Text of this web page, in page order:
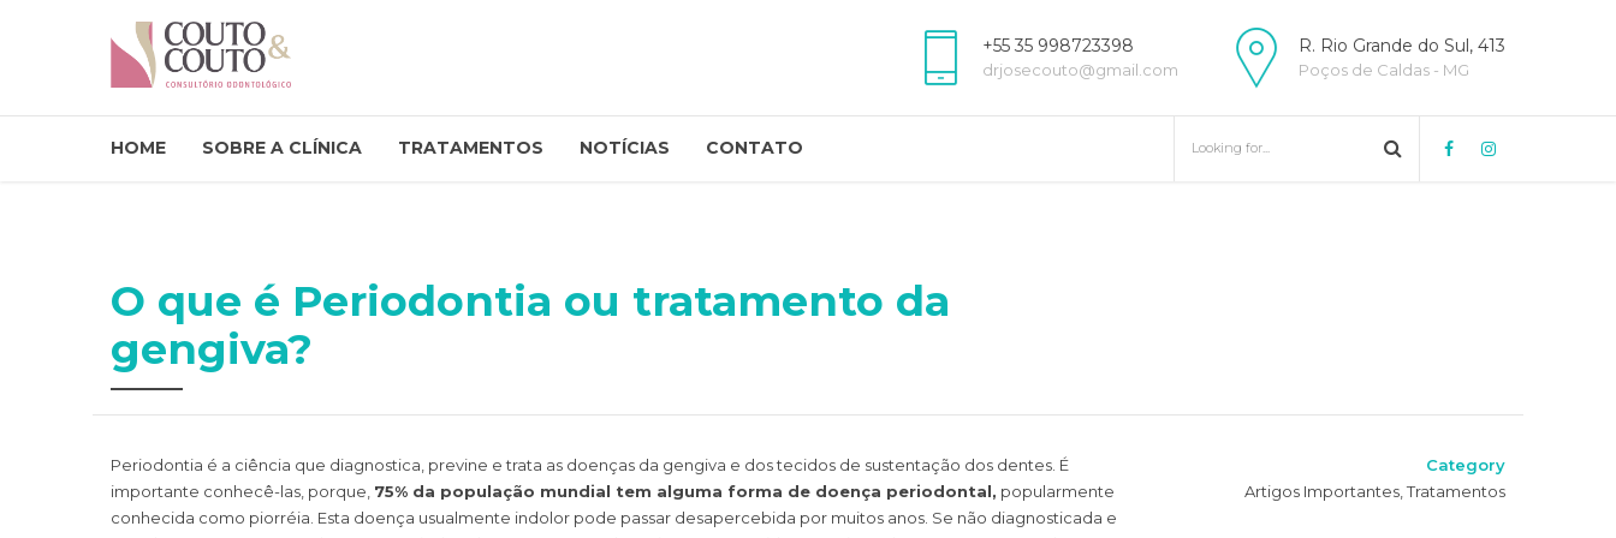
+55 35 998723398
drjosecouto@gmail.com
R. Rio Grande do Sul, 413
Poços de Caldas - MG
HOME SOBRE A CLÍNICA TRATAMENTOS NOTÍCIAS CONTATO
O que é Periodontia ou tratamento da
gengiva?
Periodontia é a ciência que diagnostica, previne e trata as doenças da gengiva e dos tecidos de sustentação dos dentes. É
importante conhecê-las, porque, 75% da população mundial tem alguma forma de doença periodontal, popularmente
conhecida como piorréia. Esta doença usualmente indolor pode passar desapercebida por muitos anos. Se não diagnosticada e
Category
Artigos Importantes, Tratamentos